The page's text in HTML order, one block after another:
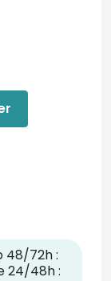
48/72h :
24/48h :